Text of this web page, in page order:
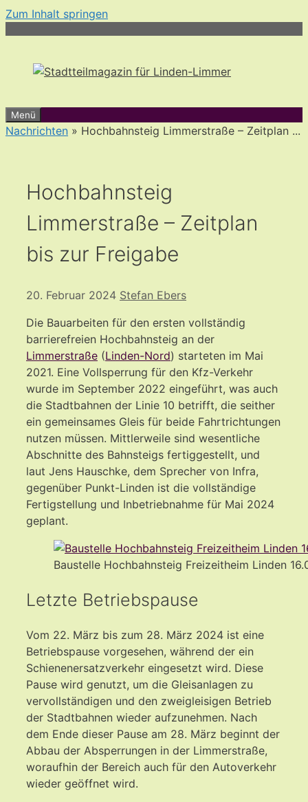
Zum Inhalt springen
Menü
Nachrichten » Hochbahnsteig Limmerstraße – Zeitplan ...
Hochbahnsteig
Limmerstraße – Zeitplan
bis zur Freigabe
20. Februar 2024 Stefan Ebers
Die Bauarbeiten für den ersten vollständig
barrierefreien Hochbahnsteig an der
Limmerstraße (Linden-Nord) starteten im Mai
2021. Eine Vollsperrung für den Kfz-Verkehr
wurde im September 2022 eingeführt, was auch
die Stadtbahnen der Linie 10 betrifft, die seither
ein gemeinsames Gleis für beide Fahrtrichtungen
nutzen müssen. Mittlerweile sind wesentliche
Abschnitte des Bahnsteigs fertiggestellt, und
laut Jens Hauschke, dem Sprecher von Infra,
gegenüber Punkt-Linden ist die vollständige
Fertigstellung und Inbetriebnahme für Mai 2024
geplant.
Baustelle Hochbahnsteig Freizeitheim Linden
Letzte Betriebspause
Vom 22. März bis zum 28. März 2024 ist eine
Betriebspause vorgesehen, während der ein
Schienenersatzverkehr eingesetzt wird. Diese
Pause wird genutzt, um die Gleisanlagen zu
vervollständigen und den zweigleisigen Betrieb
der Stadtbahnen wieder aufzunehmen. Nach
dem Ende dieser Pause am 28. März beginnt der
Abbau der Absperrungen in der Limmerstraße,
woraufhin der Bereich auch für den Autoverkehr
wieder geöffnet wird.